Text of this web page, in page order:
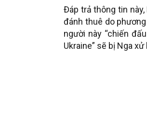
Đáp trả thông tin
đánh thuê do
người này “chiến
Ukraine” sẽ bị Nga